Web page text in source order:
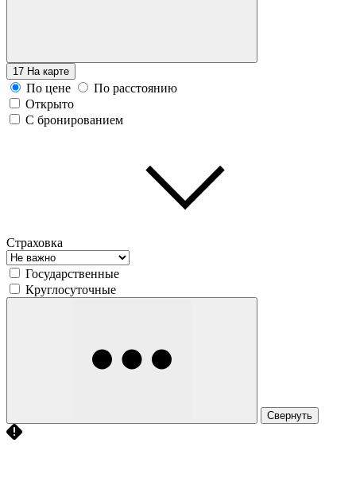
17 На карте
По цене
По расстоянию
Открыто
С бронированием
Страховка
Государственные
Круглосуточные
Свернуть